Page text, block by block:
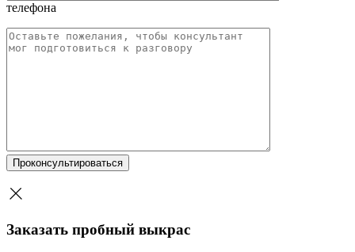
телефона
Заказать пробный выкрас